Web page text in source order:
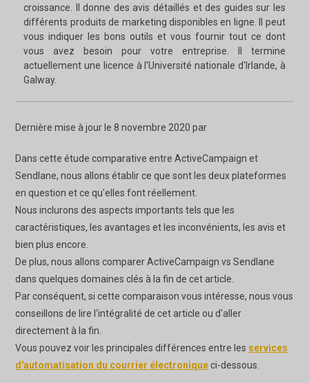
croissance. Il donne des avis détaillés et des guides sur les
différents produits de marketing disponibles en ligne. Il peut
vous indiquer les bons outils et vous fournir tout ce dont
vous avez besoin pour votre entreprise. Il termine
actuellement une licence à l'Université nationale d'Irlande, à
Galway.
Dernière mise à jour le 8 novembre 2020 par
Dans cette étude comparative entre ActiveCampaign et
Sendlane, nous allons établir ce que sont les deux plateformes
en question et ce qu'elles font réellement.
Nous inclurons des aspects importants tels que les
caractéristiques, les avantages et les inconvénients, les avis et
bien plus encore.
De plus, nous allons comparer ActiveCampaign vs Sendlane
dans quelques domaines clés à la fin de cet article.
Par conséquent, si cette comparaison vous intéresse, nous vous
conseillons de lire l'intégralité de cet article ou d'aller
directement à la fin.
Vous pouvez voir les principales différences entre les services
d'automatisation du courrier électroniqueci-dessous.